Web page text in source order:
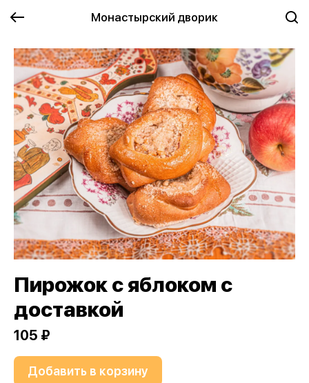
Монастырский дворик
Пирожок с яблоком с
доставкой
105 ₽
Добавить в корзину